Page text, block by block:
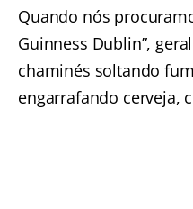
Quando nós
Guinness Dublin”,
chaminés soltando
engarrafando cerveja,